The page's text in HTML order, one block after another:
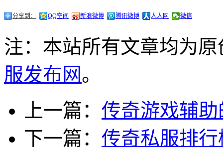
分享到： QQ空间 新浪微博 腾讯微博 人人网 微信
注：本站所有文章均为
服发布网。
上一篇： 传奇游戏辅
下一篇： 传奇私服排